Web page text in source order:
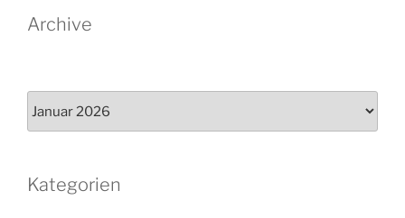
Archive
Kategorien